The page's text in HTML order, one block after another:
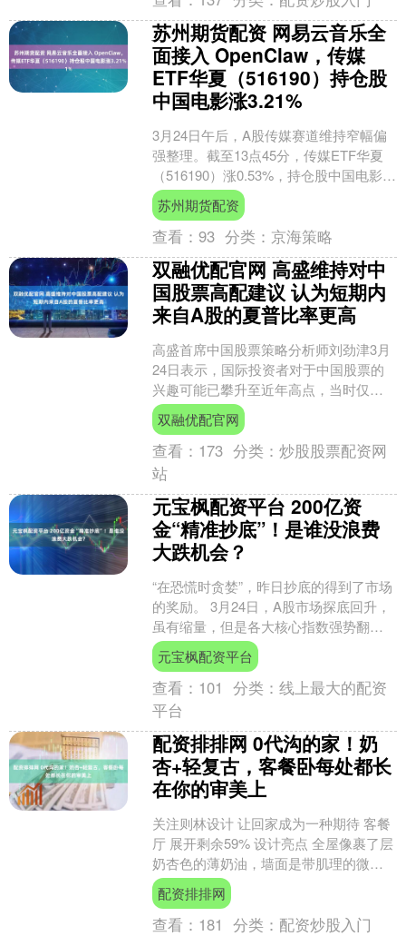
苏州期货配资 网易云音乐全
面接入 OpenClaw，传媒
ETF华夏（516190）持仓股
中国电影涨3.21%
3月24日午后，A股传媒赛道维持窄幅偏
强整理。截至13点45分，传媒ETF华夏
（516190）涨0.53%，持仓股中国电影涨
超3%，天娱数科、天下秀、顺网科技
等....
苏州期货配资
查看：93 分类： 京海策略
双融优配官网 高盛维持对中
国股票高配建议 认为短期内
来自A股的夏普比率更高
高盛首席中国股票策略分析师刘劲津3月
24日表示，国际投资者对于中国股票的
兴趣可能已攀升至近年高点，当时仅有
约10%的受访客户认为中国股市“不可投
资”，相比两年前....
双融优配官网
查看： 173 分类：炒股股票配资网
站
元宝枫配资平台 200亿资
金“精准抄底”！是谁没浪费
大跌机会？
“在恐慌时贪婪”，昨日抄底的得到了市场
的奖励。 3月24日，A股市场探底回升，
虽有缩量，但是各大核心指数强势翻
红，再现百股涨停。ETF维度，昨天亚太
市场遭遇“黑....
元宝枫配资平台
查看： 101 分类：线上最大的配资
平台
配资排排网 0代沟的家！奶
杏+轻复古，客餐卧每处都长
在你的审美上
关注则林设计 让回家成为一种期待 客餐
厅 展开剩余59% 设计亮点 全屋像裹了层
奶杏色的薄奶油，墙面是带肌理的微水
泥，配浅橡木色的柜子。沙发选了软包
褶皱款，往那....
配资排排网
查看： 181 分类： 配资炒股入门